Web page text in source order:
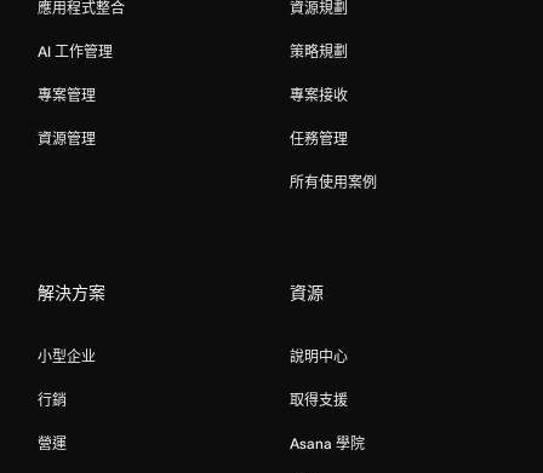
應用程式整合
AI 工作管理
專案管理
資源管理
資源規劃
策略規劃
專案接收
任務管理
所有使用案例
解決方案
小型企业
行銷
營運
資源
說明中心
取得支援
Asana 學院